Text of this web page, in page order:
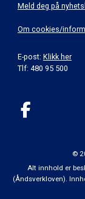
Meld deg på
Om cookies/
E-post: Klikk her
Tlf: 480 95 500
©
Alt innhold er
(Åndsverkloven).